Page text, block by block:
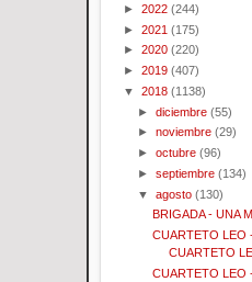
► 2022 (244)
► 2021 (175)
► 2020 (220)
► 2019 (407)
▼ 2018 (1138)
►diciembre (55)
►noviembre (29)
►octubre (96)
►septiembre (134)
▼agosto (130)
BRIGADA - UNA
CUARTETO LEO
CUARTETO
CUARTETO LEO